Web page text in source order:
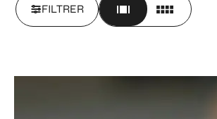
FILTRER